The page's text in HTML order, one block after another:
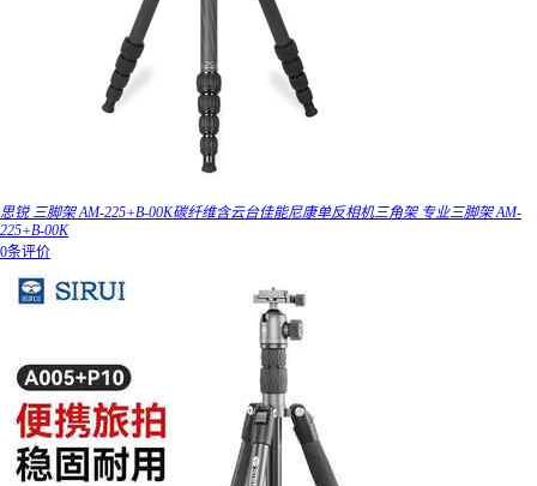
思锐 三脚架 AM-225+B-00K碳纤维含云台佳能尼康单反相机三角架 专业三脚架 AM-
225+B-00K
0条评价